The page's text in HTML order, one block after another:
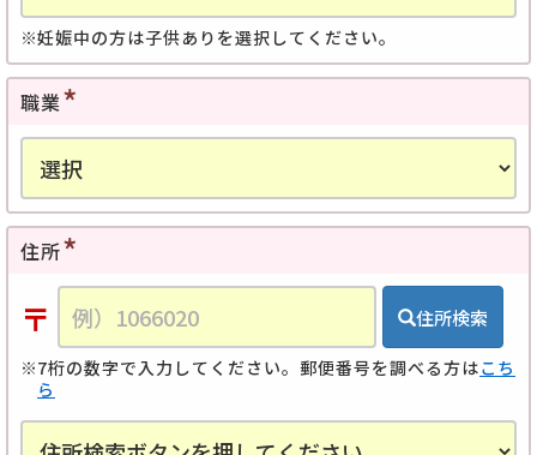
妊娠中の方は子供ありを選択してください。
職業
住所
〒 住所検索
7桁の数字で入力してください。郵便番号を調べる方はこち
ら